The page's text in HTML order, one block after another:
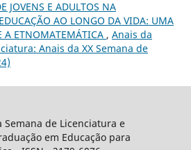
JOVENS E ADULTOS NA
AO LONGO DA VIDA: UMA
A ETNOMATEMÁTICA , Anais da
Anais da XX Semana de
Semana de Licenciatura e
em Educação para